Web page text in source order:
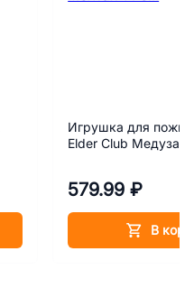
Игрушка для
Elder Club Медуза
579.99 ₽
В